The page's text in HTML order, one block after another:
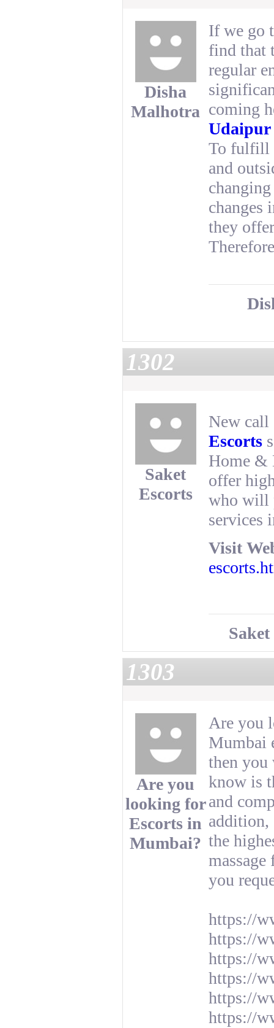
Disha
Malhotra
If we go
find that
regular
coming
Udaipur
To fulfill
and
changes
they
1302
Saket
Escorts
New
Escorts
Home &
offer
who will
services
Visit
1303
Are you
looking for
Escorts in
Mumbai?
Are you
Mumbai
then you
know is
and
addition,
the
you
https://
https://
https://
https://
https://
https://